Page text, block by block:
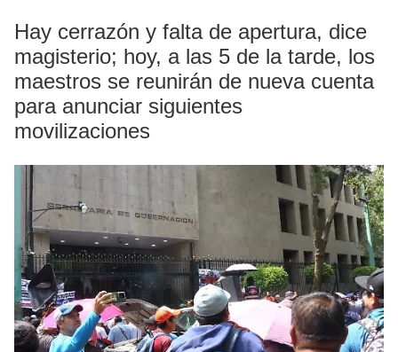
Hay cerrazón y falta de apertura, dice
magisterio; hoy, a las 5 de la tarde, los
maestros se reunirán de nueva cuenta
para anunciar siguientes
movilizaciones